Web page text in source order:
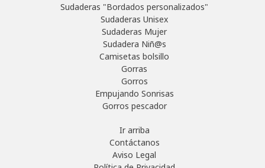
Sudaderas "Bordados personalizados"
Sudaderas Unisex
Sudaderas Mujer
Sudadera Niñ@s
Camisetas bolsillo
Gorras
Gorros
Empujando Sonrisas
Gorros pescador
Ir arriba
Contáctanos
Aviso Legal